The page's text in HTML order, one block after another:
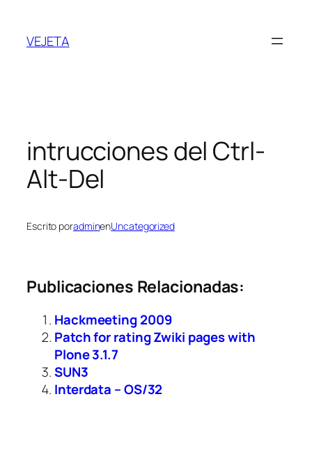
contenido
VEJETA
intrucciones del Ctrl-
Alt-Del
Escrito poradminenUncategorized
Publicaciones Relacionadas:
Hackmeeting 2009
Patch for rating Zwiki pages with
Plone 3.1.7
SUN3
Interdata – OS/32